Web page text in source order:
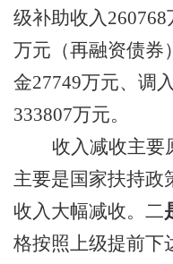
级补助收入260768
万元（再融资债券）
金27749万元、调
333807万元。
收入减收主要
主要是国家扶持政
收入大幅减收。 二
格按照上级提前下